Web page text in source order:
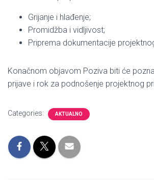
Grijanje i hlađenje;
Promidžba i vidljivost;
Priprema dokumentacije
Konačnom objavom Poziva biti će
prijave i rok za podnošenje projektnog
Categories: AKTUALNO